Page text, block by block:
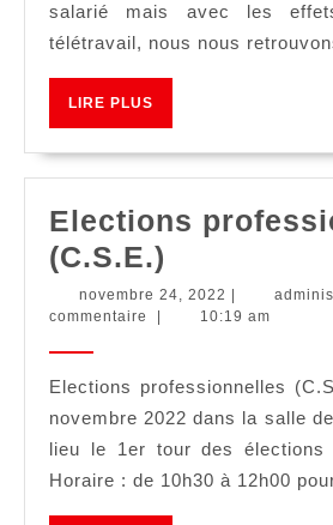
salarié mais avec les
télétravail, nous nous
LIRE PLUS
Elections
(C.S.E.)
(C.S.E.)
novembre 24, 2022 novembre
24,
commentaire
10:19 am
Elections professionnelles
novembre 2022 dans la salle
lieu le 1er tour des élections
Horaire : de 10h30 à 12h00